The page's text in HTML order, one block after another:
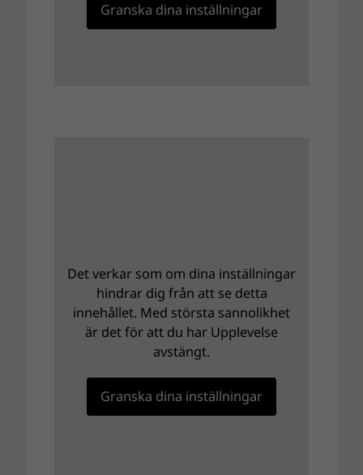
Granska dina inställningar
Det verkar som om dina inställningar
hindrar dig från att se detta
innehållet. Med största sannolikhet
är det för att du har Upplevelse
avstängt.
Granska dina inställningar